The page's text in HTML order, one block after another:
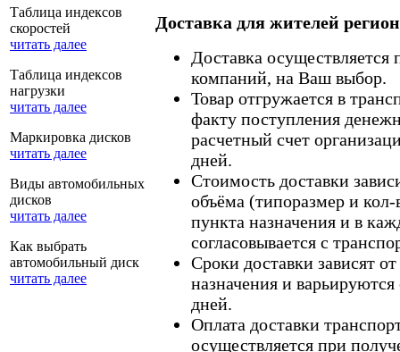
Таблица индексов
скоростей
читать далее
Таблица индексов
нагрузки
читать далее
Маркировка дисков
читать далее
Виды автомобильных
дисков
читать далее
Как выбрать
автомобильный диск
читать далее
Доставка для жителей
Доставка
компаний, на Ваш выбор.
Товар отгружается в
факту поступления
расчетный счет
дней.
Стоимость доставки
объёма (типоразмер и кол-
пункта назначения и в
согласовывается с
Сроки доставки зависят
назначения и
дней.
Оплата доставки
осуществляется при